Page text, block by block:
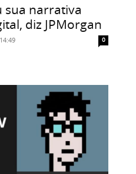
sua narrativa
diz JPMorgan
0